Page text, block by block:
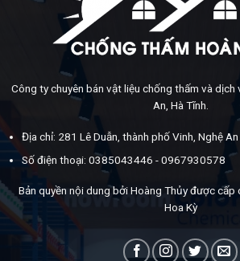
Công ty chuyên bán vật liệu chống thấm và
An, Hà Tĩnh.
Địa chỉ: 281 Lê Duẫn, thành phố Vinh, Nghệ An
Số điện thoại: 0385043446 - 0967930578
Bản quyền nội dung bởi Hoàng Thủy được cấp
Hoa Kỳ